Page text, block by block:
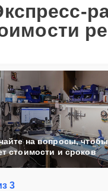
3
на вопросы,
стоимости и сроков